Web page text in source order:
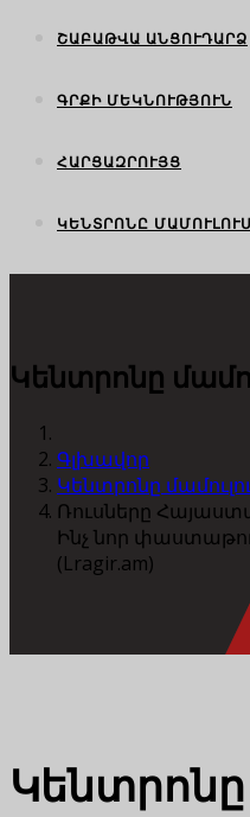
ՇԱԲԱԹՎԱ ԱՆՑՈՒԴԱՐՁ
ԳՐՔԻ ՄԵԿՆՈՒԹՅՈՒՆ
ՀԱՐՑԱԶՐՈՒՅՑ
ԿԵՆՏՐՈՆԸ
Կենտրոնը
Գլխավոր
Կենտրոնը
Ռուսները
Ինչ նոր
(Lragir.am)
Կենտրոնը